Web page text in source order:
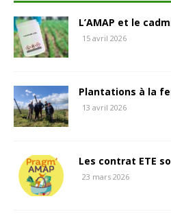
L’AMAP et le
15 avril 2026
Plantations à la
13 avril 2026
Les contrat ETE
23 mars 2026